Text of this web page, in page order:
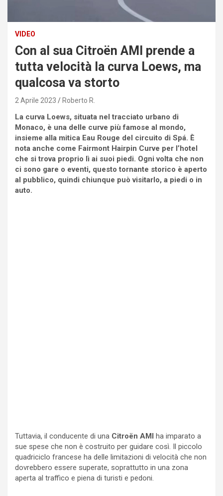
VIDEO
Con al sua Citroën AMI prende a
tutta velocità la curva Loews, ma
qualcosa va storto
2 Aprile 2023 Roberto R.
La curva Loews, situata nel tracciato urbano di
Monaco, è una delle curve più famose al mondo,
insieme alla mitica Eau Rouge del circuito di Spá. È
nota anche come Fairmont Hairpin Curve per l’hotel
che si trova proprio lì ai suoi piedi. Ogni volta che non
ci sono gare o eventi, questo tornante storico è aperto
al pubblico, quindi chiunque può visitarlo, a piedi o in
auto.
Tuttavia, il conducente di una Citroën AMI ha imparato a
sue spese che non è costruito per guidare così. Il piccolo
quadriciclo francese ha delle limitazioni di velocità che non
dovrebbero essere superate, soprattutto in una zona
aperta al traffico e piena di turisti e pedoni.